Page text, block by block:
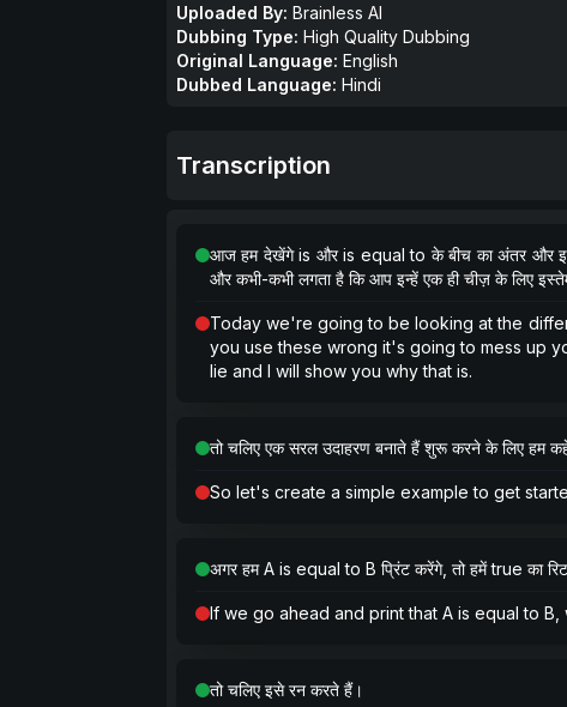
Uploaded By: Brainless AI
Dubbing Type: High Quality Dubbing
Original Language: English
Dubbed Language: Hindi
Transcription
आज हम देखेंगे is और is equal to के बीच का अंतर और इसमें
और कभी-कभी लगता है कि आप इन्हें एक ही चीज़ के लिए
Today we're going to be looking at the
you use these wrong it's going to mess up
lie and I will show you why that is.
तो चलिए एक सरल उदाहरण बनाते हैं शुरू करने के लिए
So let's create a simple example to get
अगर हम A is equal to B प्रिंट करेंगे, तो हमें true का
If we go ahead and print that A is equal to
तो चलिए इसे रन करते हैं।